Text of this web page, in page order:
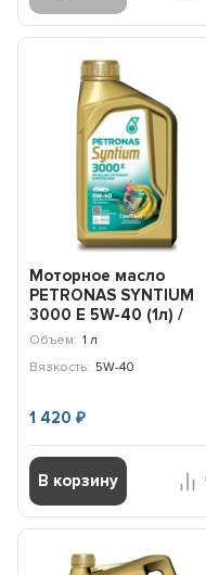
Моторное масло
PETRONAS SYNTIUM
3000 E 5W-40 (1л) /
70134E18EU
Объем: 1 л
Вязкость: 5W-40
1 420₽
В корзину